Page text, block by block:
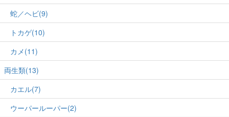
蛇／ヘビ(9)
トカゲ(10)
カメ(11)
両生類(13)
カエル(7)
ウーパールーパー(2)